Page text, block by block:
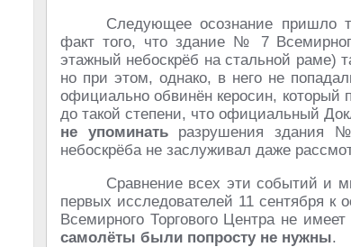
Следующее осознание пришло
факт того, что здание № 7
этажный небоскрёб на стальной раме)
но при этом, однако, в него не
официально обвинён керосин,
до такой степени, что официальный
не упоминатьразрушения здания №
небоскрёба не заслуживал даже
Сравнение всех эти событий и
первых исследователей 11 сентября к
Всемирного Торгового Центра не
самолёты были попросту не нужны.